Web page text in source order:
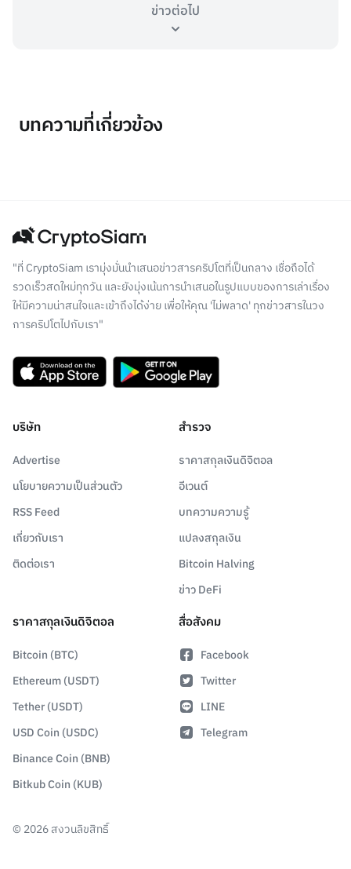
ข่าวต่อไป
บทความที่เกี่ยวข้อง
"ที่ CryptoSiam เรามุ่งมั่นนำเสนอข่าวสารคริปโตที่เป็นกลาง เชื่อถือได้
รวดเร็วสดใหม่ทุกวัน และยังมุ่งเน้นการนำเสนอในรูปแบบของการเล่าเรื่อง
ให้มีความน่าสนใจและเข้าถึงได้ง่าย เพื่อให้คุณ 'ไม่พลาด' ทุกข่าวสารในวง
การคริปโตไปกับเรา"
บริษัท
Advertise
นโยบายความเป็นส่วนตัว
RSS Feed
เกี่ยวกับเรา
ติดต่อเรา
สำรวจ
ราคาสกุลเงินดิจิตอล
อีเวนต์
บทความความรู้
แปลงสกุลเงิน
Bitcoin Halving
ข่าว DeFi
ราคาสกุลเงินดิจิตอล
Bitcoin (BTC)
Ethereum (USDT)
Tether (USDT)
USD Coin (USDC)
Binance Coin (BNB)
Bitkub Coin (KUB)
สื่อสังคม
Facebook
Twitter
LINE
Telegram
© 2026สงวนลิขสิทธิ์